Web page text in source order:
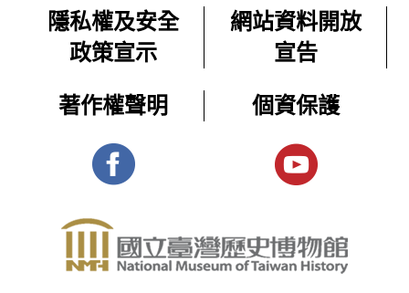
隱私權及安全
政策宣示
網站資料開放
宣告
著作權聲明 個資保護